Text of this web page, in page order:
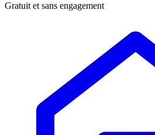
Gratuit et sans engagement